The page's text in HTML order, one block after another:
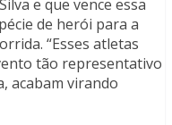
e que vence essa
de herói para a
“Esses atletas
tão representativo
acabam virando